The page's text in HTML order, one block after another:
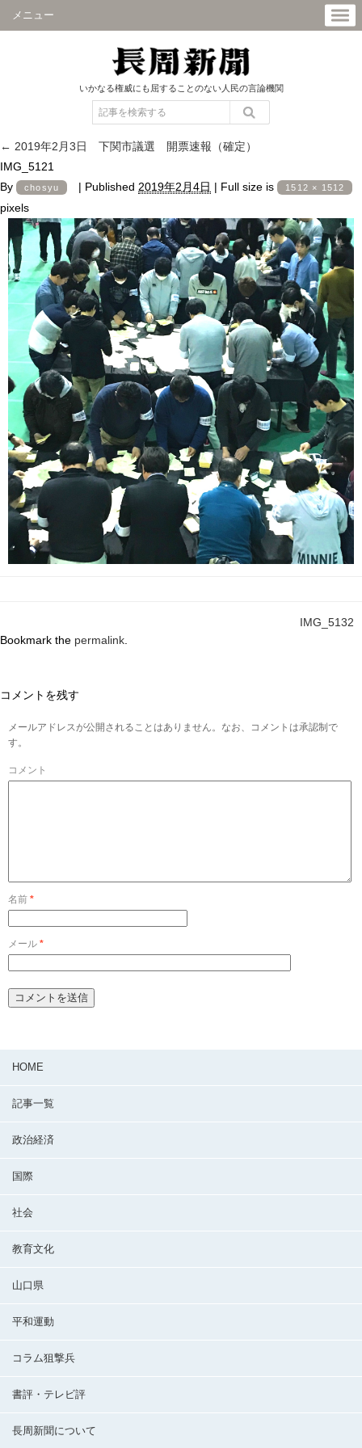
メニュー
いかなる権威にも屈することのない人民の言論機関
← 2019年2月3日 下関市議選 開票速報（確定）
IMG_5121
By
chosyu | Published 2019年2月4日 | Full size is 1512 × 1512
pixels
IMG_5132
Bookmark the permalink
コメントを残す
メールアドレスが公開されることはありません。なお、コメントは承認制で
す。
コメント
名前 *
メール *
HOME
記事一覧
政治経済
国際
社会
教育文化
山口県
平和運動
コラム狙撃兵
書評・テレビ評
長周新聞について